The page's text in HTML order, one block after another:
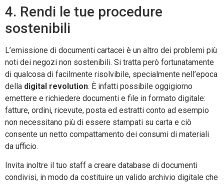
4. Rendi le tue procedure
sostenibili
L’emissione di documenti cartacei è un altro dei problemi più
noti dei negozi non sostenibili. Si tratta però fortunatamente
di qualcosa di facilmente risolvibile, specialmente nell’epoca
della digital revolution. È infatti possibile oggigiorno
emettere e richiedere documenti e file in formato digitale:
fatture, ordini, ricevute, posta ed estratti conto ad esempio
non necessitano più di essere stampati su carta e ciò
consente un netto compattamento dei consumi di materiali
da ufficio.
Invita inoltre il tuo staff a creare database di documenti
condivisi, in modo da costituire un valido archivio digitale che